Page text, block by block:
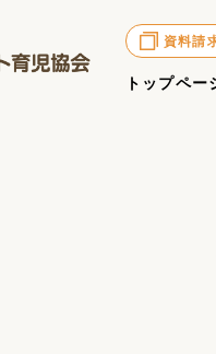
資料請
トップペー